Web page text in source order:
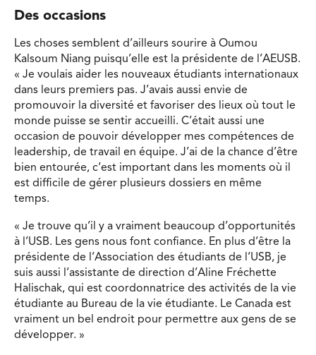
Des occasions
Les choses semblent d’ailleurs sourire à Oumou
Kalsoum Niang puisqu’elle est la présidente de l’AEUSB.
« Je voulais aider les nouveaux étudiants internationaux
dans leurs premiers pas. J’avais aussi envie de
promouvoir la diversité et favoriser des lieux où tout le
monde puisse se sentir accueilli. C’était aussi une
occasion de pouvoir développer mes compétences de
leadership, de travail en équipe. J’ai de la chance d’être
bien entourée, c’est important dans les moments où il
est difficile de gérer plusieurs dossiers en même
temps.
« Je trouve qu’il y a vraiment beaucoup d’opportunités
à l’USB. Les gens nous font confiance. En plus d’être la
présidente de l’Association des étudiants de l’USB, je
suis aussi l’assistante de direction d’Aline Fréchette
Halischak, qui est coordonnatrice des activités de la vie
étudiante au Bureau de la vie étudiante. Le Canada est
vraiment un bel endroit pour permettre aux gens de se
développer. »